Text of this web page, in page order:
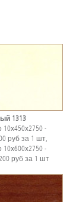
1313
-
руб за 1 шт,
-
руб за 1 шт